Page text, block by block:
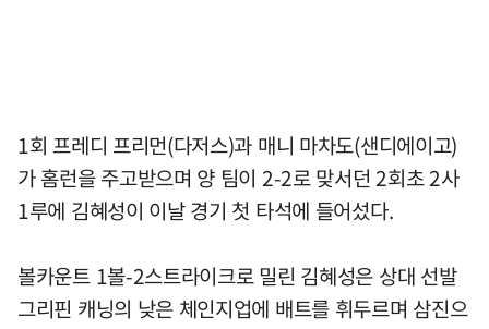
1회 프레디 프리먼(다저스)과 매니 마차도(샌디에이고)
가 홈런을 주고받으며 양 팀이 2-2로 맞서던 2회초 2사
1루에 김혜성이 이날 경기 첫 타석에 들어섰다.
볼카운트 1볼-2스트라이크로 밀린 김혜성은 상대 선발
그리핀 캐닝의 낮은 체인지업에 배트를 휘두르며 삼진으